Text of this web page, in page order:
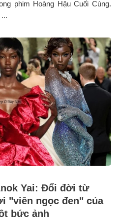
phim Hoàng Hậu Cuối Cùng.
Yai: Đổi đời từ
"viên ngọc đen" của
bức ảnh